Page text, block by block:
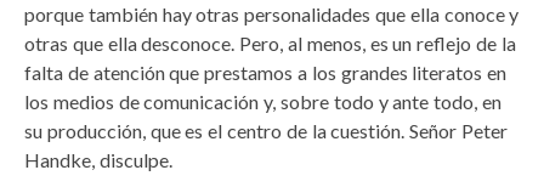
porque también hay otras personalidades que ella conoce y
otras que ella desconoce. Pero, al menos, es un reflejo de la
falta de atención que prestamos a los grandes literatos en
los medios de comunicación y, sobre todo y ante todo, en
su producción, que es el centro de la cuestión. Señor Peter
Handke, disculpe.